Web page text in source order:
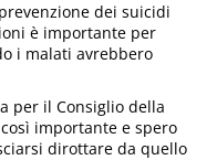
dei suicidi
è importante per
i malati avrebbero
per il Consiglio della
importante e spero
dirottare da quello